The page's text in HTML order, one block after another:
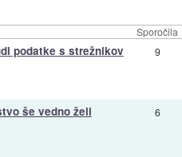
Sporočila
podatke s strežnikov 9
še vedno želi 6